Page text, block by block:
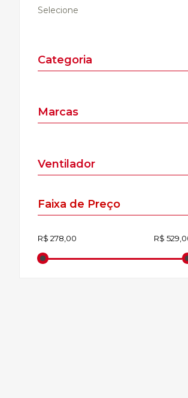
Selecione
Categoria
Marcas
Ventilador